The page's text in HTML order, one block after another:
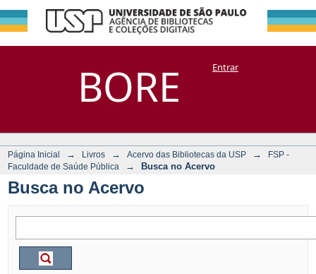
BORE
Busca no Acervo
DSpace/Manakin + CoriscoEntrar
Página Inicial → Livros → Acervo das Bibliotecas da USP →
FSP -
Faculdade de Saúde Pública
→ Busca no Acervo
Busca no Acervo